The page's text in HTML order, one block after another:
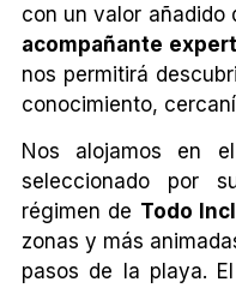
con un valor añadido
acompañante
nos permitirá
conocimiento,
Nos alojamos en
seleccionado por
régimen de Todo
zonas y más
pasos de la playa.